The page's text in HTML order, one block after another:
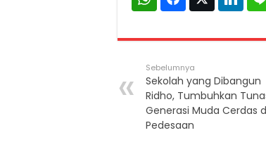
Sebelumnya
Sekolah yang Dibangun
Ridho, Tumbuhkan
Generasi Muda Cerdas
Pedesaan